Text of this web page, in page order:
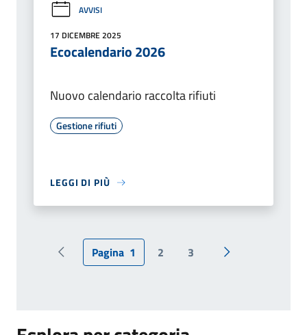
AVVISI
17 DICEMBRE 2025
Ecocalendario 2026
Nuovo calendario raccolta rifiuti
Gestione rifiuti
LEGGI DI PIÙ
Pagina precedente
Pagina 1 2 3 Pagina